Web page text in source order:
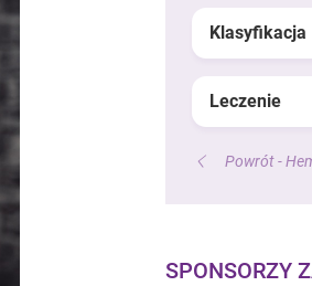
Klasyfikacja
Leczenie
Powrót -
SPONSORZY